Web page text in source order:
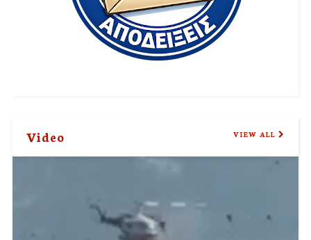
Video VIEW ALL